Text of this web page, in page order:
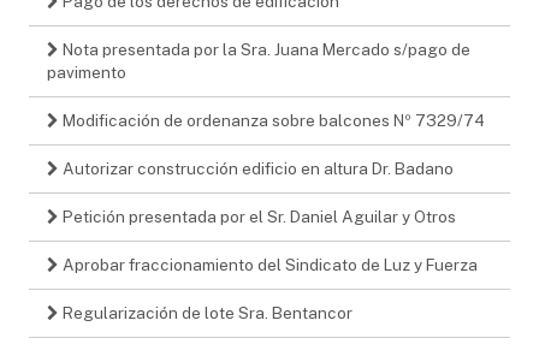
Nota presentada por la Sra. Juana Mercado s/pago de
pavimento
Modificación de ordenanza sobre balcones Nº 7329/74
Autorizar construcción edificio en altura Dr. Badano
Petición presentada por el Sr. Daniel Aguilar y Otros
Aprobar fraccionamiento del Sindicato de Luz y Fuerza
Regularización de lote Sra. Bentancor